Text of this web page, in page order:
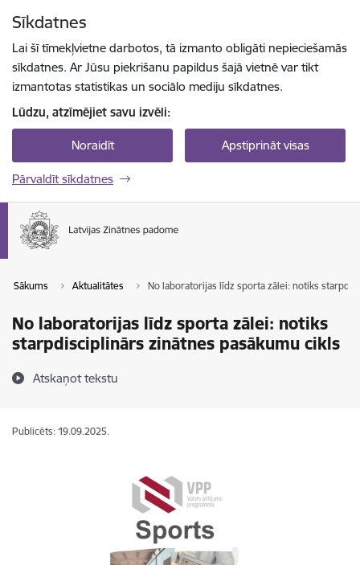
Sīkdatnes
Lai šī tīmekļvietne darbotos, tā izmanto obligāti nepieciešamās
sīkdatnes. Ar Jūsu piekrišanu papildus šajā vietnē var tikt
izmantotas statistikas un sociālo mediju sīkdatnes.
Lūdzu, atzīmējiet savu izvēli:
Noraidīt Apstiprināt visas
Pārvaldīt sīkdatnes
Sākums Aktualitātes No laboratorijas līdz sporta zālei: notiks
No laboratorijas līdz sporta zālei: notiks
starpdisciplinārs zinātnes pasākumu cikls
Atskaņot tekstu
Publicēts: 19.09.2025.